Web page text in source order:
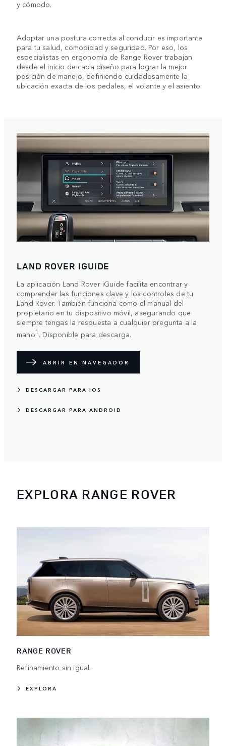
y cómodo.
Adoptar una postura correcta al conducir es importante
para tu salud, comodidad y seguridad. Por eso, los
especialistas en ergonomía de Range Rover trabajan
desde el inicio de cada diseño para lograr la mejor
posición de manejo, definiendo cuidadosamente la
ubicación exacta de los pedales, el volante y el asiento.
LAND ROVER IGUIDE
La aplicación Land Rover iGuide facilita encontrar y
comprender las funciones clave y los controles de tu
Land Rover. También funciona como el manual del
propietario en tu dispositivo móvil, asegurando que
siempre tengas la respuesta a cualquier pregunta a la
mano1 . Disponible para descarga.
ABRIR EN NAVEGADOR
DESCARGAR PARA IOS
DESCARGAR PARA ANDROID
EXPLORA RANGE ROVER
RANGE ROVER
Refinamiento sin igual.
EXPLORA